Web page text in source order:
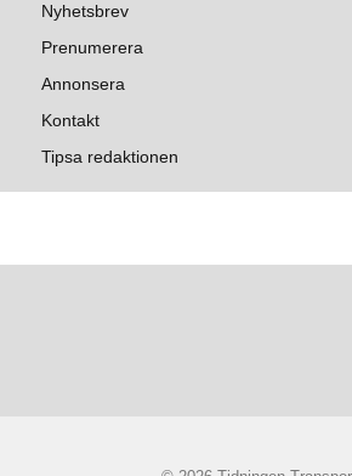
Nyhetsbrev
Prenumerera
Annonsera
Kontakt
Tipsa redaktionen